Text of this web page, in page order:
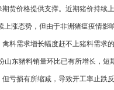
货价格提供支撑。近期猪价持续
上涨态势，但由于非洲猪瘟疫情
禽料需求增长幅度赶不上猪料需求
山东猪料销量环比已有所增长，
但亏损有所缩减，导致开工率止跌